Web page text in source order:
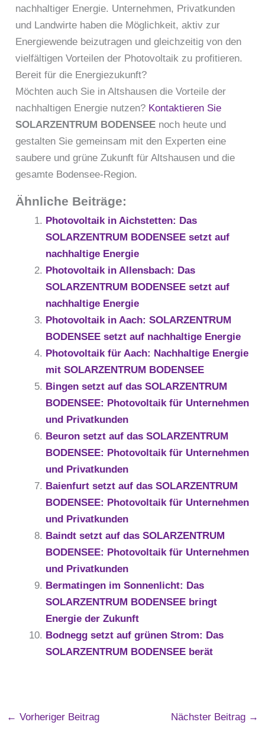
nachhaltiger Energie. Unternehmen, Privatkunden
und Landwirte haben die Möglichkeit, aktiv zur
Energiewende beizutragen und gleichzeitig von den
vielfältigen Vorteilen der Photovoltaik zu profitieren.
Bereit für die Energiezukunft?
Möchten auch Sie in Altshausen die Vorteile der
nachhaltigen Energie nutzen? Kontaktieren Sie
SOLARZENTRUM BODENSEE noch heute und
gestalten Sie gemeinsam mit den Experten eine
saubere und grüne Zukunft für Altshausen und die
gesamte Bodensee-Region.
Ähnliche Beiträge:
Photovoltaik in Aichstetten: Das
SOLARZENTRUM BODENSEE setzt auf
nachhaltige Energie
Photovoltaik in Allensbach: Das
SOLARZENTRUM BODENSEE setzt auf
nachhaltige Energie
Photovoltaik in Aach: SOLARZENTRUM
BODENSEE setzt auf nachhaltige Energie
Photovoltaik für Aach: Nachhaltige Energie
mit SOLARZENTRUM BODENSEE
Bingen setzt auf das SOLARZENTRUM
BODENSEE: Photovoltaik für Unternehmen
und Privatkunden
Beuron setzt auf das SOLARZENTRUM
BODENSEE: Photovoltaik für Unternehmen
und Privatkunden
Baienfurt setzt auf das SOLARZENTRUM
BODENSEE: Photovoltaik für Unternehmen
und Privatkunden
Baindt setzt auf das SOLARZENTRUM
BODENSEE: Photovoltaik für Unternehmen
und Privatkunden
Bermatingen im Sonnenlicht: Das
SOLARZENTRUM BODENSEE bringt
Energie der Zukunft
Bodnegg setzt auf grünen Strom: Das
SOLARZENTRUM BODENSEE berät
← Vorheriger Beitrag Nächster Beitrag →